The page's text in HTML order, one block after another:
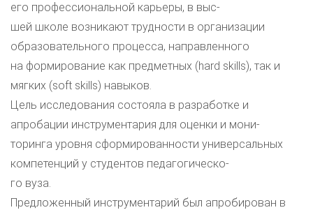
его профессиональной карьеры, в выс-
шей школе возникают трудности в организации
образовательного процесса, направленного
на формирование как предметных (hard skills), так и
мягких (soft skills) навыков.
Цель исследования состояла в разработке и
апробации инструментария для оценки и мони-
торинга уровня сформированности универсальных
компетенций у студентов педагогическо-
го вуза.
Предложенный инструментарий был апробирован в